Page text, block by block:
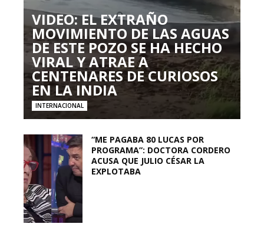
VIDEO: EL EXTRAÑO
MOVIMIENTO DE LAS AGUAS
DE ESTE POZO SE HA HECHO
VIRAL Y ATRAE A
CENTENARES DE CURIOSOS
EN LA INDIA
INTERNACIONAL
“ME PAGABA 80 LUCAS POR
PROGRAMA”: DOCTORA CORDERO
ACUSA QUE JULIO CÉSAR LA
EXPLOTABA